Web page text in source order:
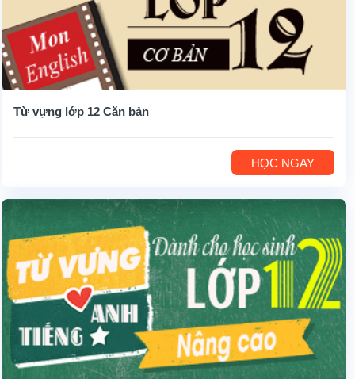
Từ vựng lớp 12 Căn bản
HỌC NGAY